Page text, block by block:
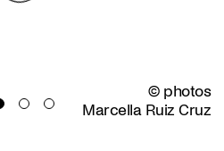
© photos
Marcella Ruiz Cruz